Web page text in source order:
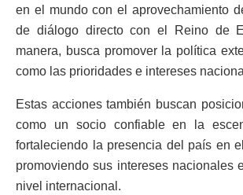
en el mundo con el aprovechamiento
de diálogo directo con el Reino de
manera, busca promover la política
como las prioridades e intereses
Estas acciones también buscan
como un socio confiable en la
fortaleciendo la presencia del país en
promoviendo sus intereses nacionales
nivel internacional.